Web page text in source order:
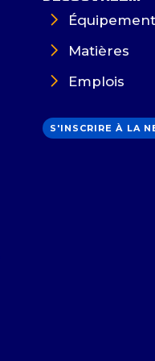
Matières
Emplois
S'INSCRIRE À LA